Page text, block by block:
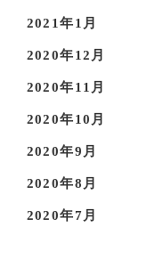
2021年1月
2020年12月
2020年11月
2020年10月
2020年9月
2020年8月
2020年7月